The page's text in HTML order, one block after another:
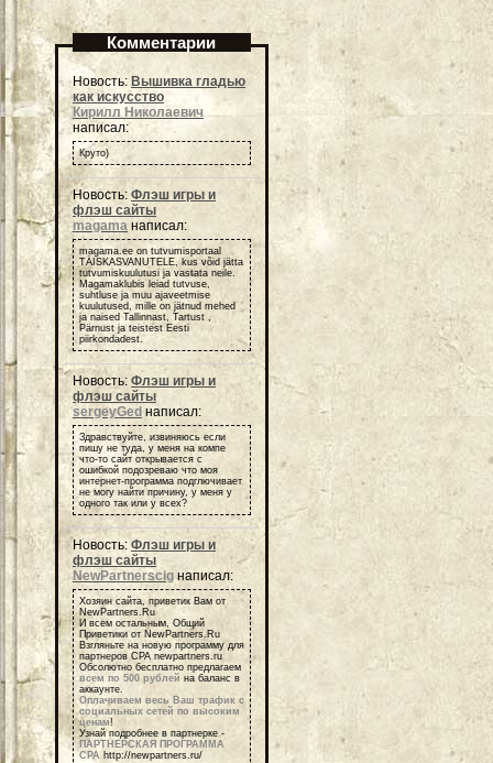
Комментарии
Новость: Вышивка гладью
как искусство
Кирилл Николаевич
написал:
Круто)
Новость: Флэш игры и
флэш сайты
magama написал:
magama.ee on tutvumisportaal
TÄISKASVANUTELE, kus võid jätta
tutvumiskuulutusi ja vastata neile.
Magamaklubis leiad tutvuse,
suhtluse ja muu ajaveetmise
kuulutused, mille on jätnud mehed
ja naised Tallinnast, Tartust ,
Pärnust ja teistest Eesti
piirkondadest.
Новость: Флэш игры и
флэш сайты
sergeyGed написал:
Здравствуйте, извиняюсь если
пишу не туда, у меня на компе
что-то сайт открывается с
ошибкой подозреваю что моя
интернет-программа подглючивает
не могу найти причину, у меня у
одного так или у всех?
Новость: Флэш игры и
флэш сайты
NewPartnerscig написал:
Хозяин сайта, приветик Вам от
NewPartners.Ru
И всем остальным, Общий
Приветики от NewPartners.Ru
Взгляньте на новую программу для
партнеров СРА newpartners.ru
Обсолютно бесплатно предлагаем
всем по 500 рублей на баланс в
аккаунте.
Оплачиваем весь Ваш трафик с
социальных сетей по высоким
ценам!
Узнай подробнее в партнерке -
ПАРТНЕРСКАЯ ПРОГРАММА
СРА http://newpartners.ru/